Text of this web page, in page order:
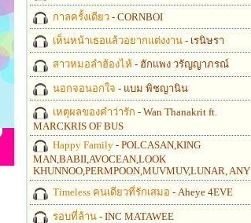
กาลครั้งเดียว - CORNBOI
เห็นหน้าเธอแล้วอยากแต่งงาน - เรนิษรา
สาวหมอลำฮ้องไห้ - ฮักแพง วรัญญาภรณ์
นอกจอนอกใจ - แบม พิชญานิน
เหตุผลของคำว่ารัก - Wan Thanakrit ft.
MARCKRIS OF BUS
Happy Family - POLCASAN,KING
MAN,BABII,AVOCEAN,LOOK
KHUNNOO,PERMPOON,MUVMUV,LUNAR, ANY
Timeless คนเดียวที่รักเสมอ - Aheye 4EVE
รอบที่ล้าน - INC MATAWEE